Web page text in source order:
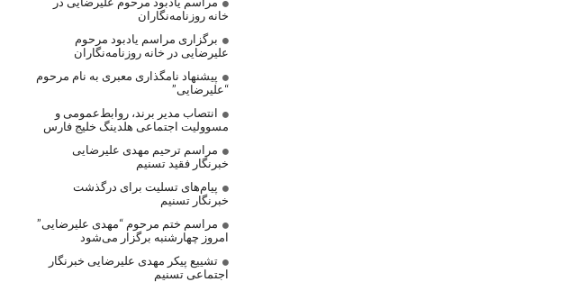
خانه روزنامه‌نگاران
برگزاری مراسم یادبود مرحوم
علیرضایی در خانه روزنامه‌نگاران
پیشنهاد نامگذاری معبری به نام مرحوم
“علیرضایی”
انتصاب مدیر برند، روابط‌عمومی و
مسوولیت اجتماعی هلدینگ خلیج فارس
مراسم ترحیم مهدی علیرضایی
خبرنگار فقید تسنیم
پیام‌های تسلیت برای درگذشت
خبرنگار تسنیم
مراسم ختم مرحوم “مهدی علیرضایی”
امروز چهارشنبه برگزار می‌شود
تشییع پیکر مهدی علیرضایی خبرنگار
اجتماعی تسنیم